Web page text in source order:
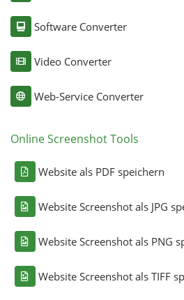
Software Converter
Video Converter
Web-Service Converter
Online Screenshot Tools
Website als PDF speichern
Website Screenshot als JPG
Website Screenshot als PNG
Website Screenshot als TIFF